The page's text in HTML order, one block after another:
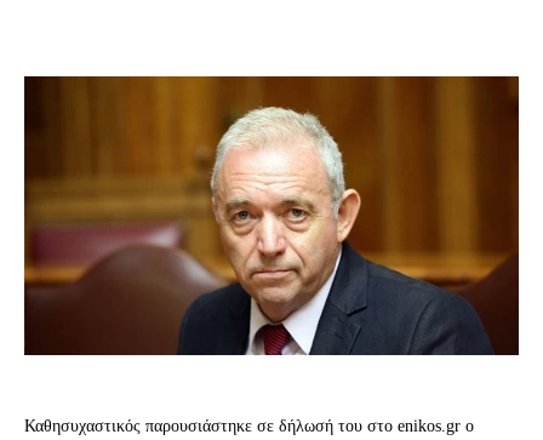
Καθησυχαστικός παρουσιάστηκε σε δήλωσή του στο enikos.gr o